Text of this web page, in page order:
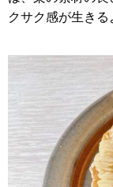
クサク感が生きる